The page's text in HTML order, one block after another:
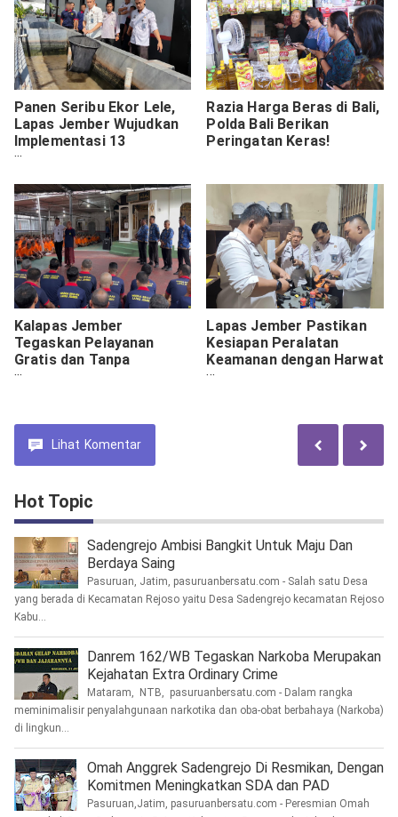
Panen Seribu Ekor Lele,
Lapas Jember Wujudkan
Implementasi 13
Akselerasi Menteri
Razia Harga Beras di Bali,
Polda Bali Berikan
Peringatan Keras!
Kalapas Jember
Tegaskan Pelayanan
Gratis dan Tanpa
Diskriminasi Dihadapan
Lapas Jember Pastikan
Kesiapan Peralatan
Keamanan dengan Harwat
Senpi
Lihat Komentar
Hot Topic
Sadengrejo Ambisi Bangkit Untuk Maju Dan
Berdaya Saing
Pasuruan, Jatim, pasuruanbersatu.com - Salah satu Desa
yang berada di Kecamatan Rejoso yaitu Desa Sadengrejo kecamatan Rejoso
Kabu...
Danrem 162/WB Tegaskan Narkoba Merupakan
Kejahatan Extra Ordinary Crime
Mataram, NTB, pasuruanbersatu.com - Dalam rangka
meminimalisir penyalahgunaan narkotika dan oba-obat berbahaya (Narkoba)
di lingkun...
Omah Anggrek Sadengrejo Di Resmikan, Dengan
Komitmen Meningkatkan SDA dan PAD
Pasuruan,Jatim, pasuruanbersatu.com - Peresmian Omah